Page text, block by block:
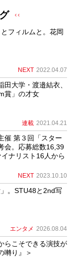
フィルムと。花岡
NEXT 2022.04.07
田大学・渡邉結衣、
賞」の才女
連載 2021.04.21
催 第３回「スター
会。応募総数16,39
ナリスト16人から
NEXT 2023.10.10
。STU48と2nd写
エンタメ 2026.08.04
らこそできる演技が
囀り』＞